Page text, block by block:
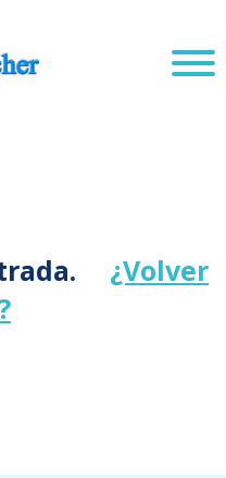
¿Volver